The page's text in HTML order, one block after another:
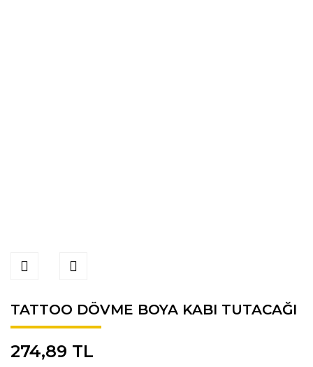
TATTOO DÖVME BOYA KABI TUTACAĞI
274,89 TL